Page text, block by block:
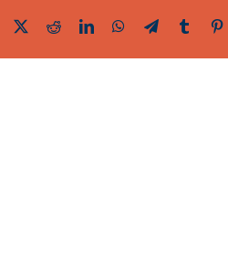
Facebook
TwitterRedditLinkedInWhatsApp
TelegramTumblr